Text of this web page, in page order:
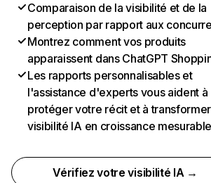
Comparaison de la visibilité et de la
perception par rapport aux
Montrez comment vos produits
apparaissent dans ChatGPT
Les rapports personnalisables et
l'assistance d'experts vous aident à
protéger votre récit et à
visibilité IA en croissance
Vérifiez votre visibilité IA →